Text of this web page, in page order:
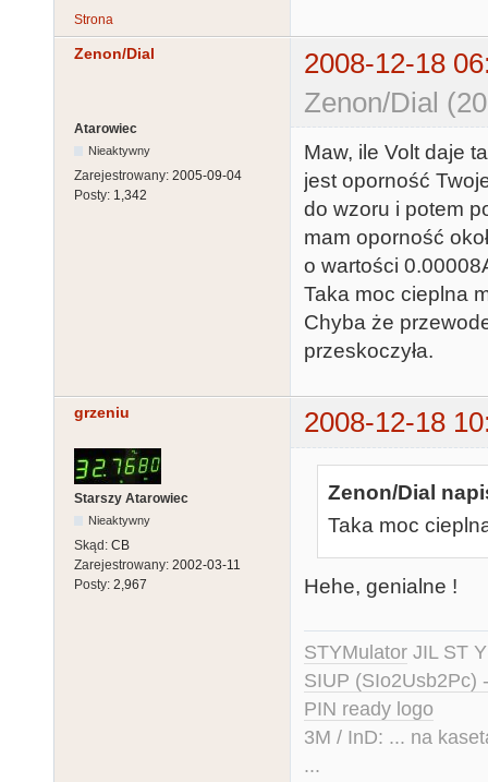
Strona
Zenon/Dial
2008-12-18
Zenon/Dial
Atarowiec
Nieaktywny
Zarejestrowany: 2005-09-04
Posty: 1,342
Maw, ile Volt daje
jest oporność
do wzoru i potem
mam oporność
o wartości
Taka moc cieplna
Chyba że
przeskoczyła.
grzeniu 2008-12-18
Starszy Atarowiec
Nieaktywny
Skąd: CB
Zarejestrowany: 2002-03-11
Posty: 2,967
Zenon/Dial
Taka moc
Hehe, genialne !
STYMulator JIL ST
SIUP (SIo2Usb2Pc)
PIN ready logo
3M / InD: ... na
...